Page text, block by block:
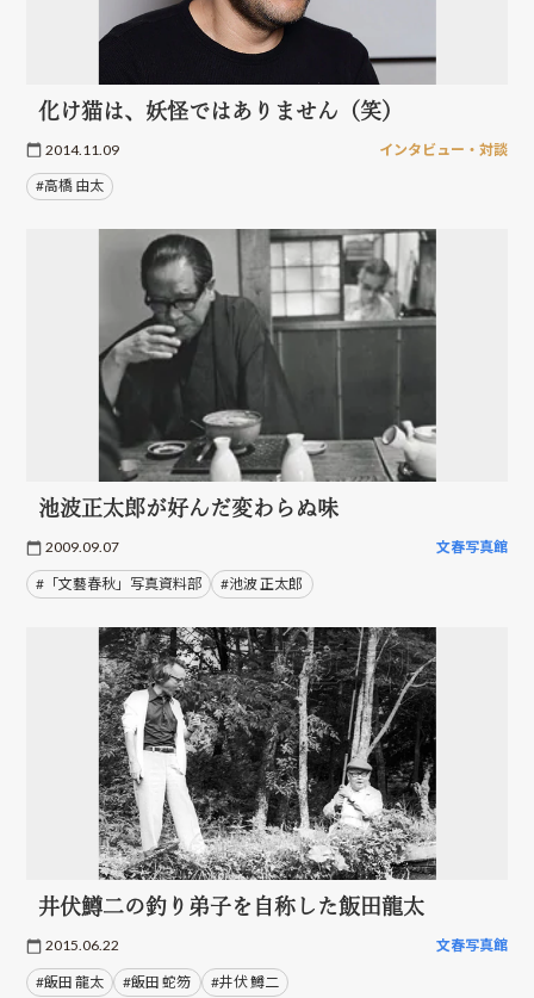
化け猫は、妖怪ではありません（笑）
2014.11.09 インタビュー・対談
#高橋 由太
池波正太郎が好んだ変わらぬ味
2009.09.07 文春写真館
#「文藝春秋」写真資料部 #池波 正太郎
井伏鱒二の釣り弟子を自称した飯田龍太
2015.06.22 文春写真館
#飯田 龍太 #飯田 蛇笏 #井伏 鱒二